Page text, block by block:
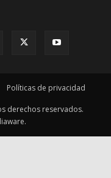
Políticas de privacidad
derechos reservados.